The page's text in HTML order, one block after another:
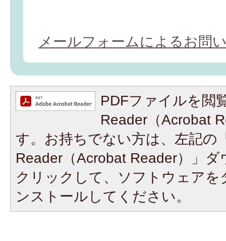
メールフォームによるお問
PDFファイルを閲
Reader（Acrobat
す。お持ちでない方は、左記の
Reader（Acrobat Reader）」
クリックして、ソフトウェア
ンストールしてください。